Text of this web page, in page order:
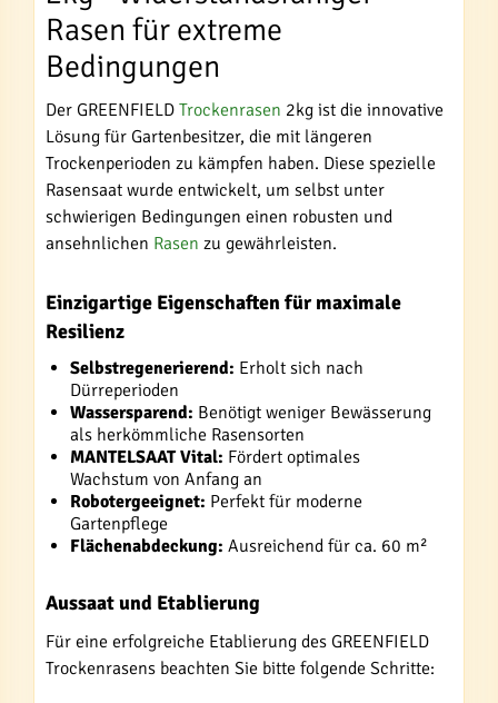
Rasen für extreme
Bedingungen
Der GREENFIELD Trockenrasen 2kg ist die innovative
Lösung für Gartenbesitzer, die mit längeren
Trockenperioden zu kämpfen haben. Diese spezielle
Rasensaat wurde entwickelt, um selbst unter
schwierigen Bedingungen einen robusten und
ansehnlichen Rasen zu gewährleisten.
Einzigartige Eigenschaften für maximale
Resilienz
Selbstregenerierend: Erholt sich nach
Dürreperioden
Wassersparend: Benötigt weniger Bewässerung
als herkömmliche Rasensorten
MANTELSAAT Vital: Fördert optimales
Wachstum von Anfang an
Robotergeeignet: Perfekt für moderne
Gartenpflege
Flächenabdeckung: Ausreichend für ca. 60 m²
Aussaat und Etablierung
Für eine erfolgreiche Etablierung des GREENFIELD
Trockenrasens beachten Sie bitte folgende Schritte: